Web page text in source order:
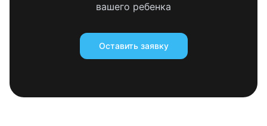
вашего ребенка
Оставить заявку